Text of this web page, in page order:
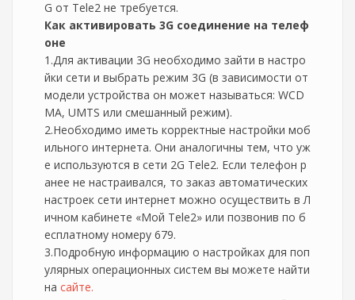
G от Tele2 не требуется.
Как активировать 3G соединение на телеф
оне
1.Для активации 3G необходимо зайти в настро
йки сети и выбрать режим 3G (в зависимости от
модели устройства он может называться: WCD
MA, UMTS или смешанный режим).
2.Необходимо иметь корректные настройки моб
ильного интернета. Они аналогичны тем, что уж
е используются в сети 2G Tele2. Если телефон р
анее не настраивался, то заказ автоматических
настроек сети интернет можно осуществить в Л
ичном кабинете «Мой Tele2» или позвонив по б
есплатному номеру 679.
3.Подробную информацию о настройках для поп
улярных операционных систем вы можете найти
на сайте.